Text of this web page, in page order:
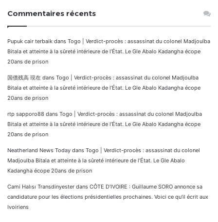
Commentaires récents
Pupuk cair terbaik dans Togo | Verdict-procès : assassinat du colonel Madjoulba
Bitala et atteinte à la sûreté intérieure de l’État. Le Gle Abalo Kadangha écope
20ans de prison
国債残高 現在 dans Togo | Verdict-procès : assassinat du colonel Madjoulba
Bitala et atteinte à la sûreté intérieure de l’État. Le Gle Abalo Kadangha écope
20ans de prison
rtp sapporo88 dans Togo | Verdict-procès : assassinat du colonel Madjoulba
Bitala et atteinte à la sûreté intérieure de l’État. Le Gle Abalo Kadangha écope
20ans de prison
Neatherland News Today dans Togo | Verdict-procès : assassinat du colonel
Madjoulba Bitala et atteinte à la sûreté intérieure de l’État. Le Gle Abalo
Kadangha écope 20ans de prison
Cami Halısı Transdinyester dans CÔTE D’IVOIRE : Guillaume SORO annonce sa
candidature pour les élections présidentielles prochaines. Voici ce qu’il écrit aux
Ivoiriens